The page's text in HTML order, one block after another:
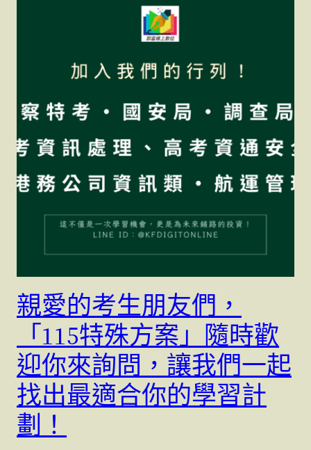
親愛的考生朋友們，
「115特殊方案」隨時歡
迎你來詢問，讓我們一起
找出最適合你的學習計
劃！